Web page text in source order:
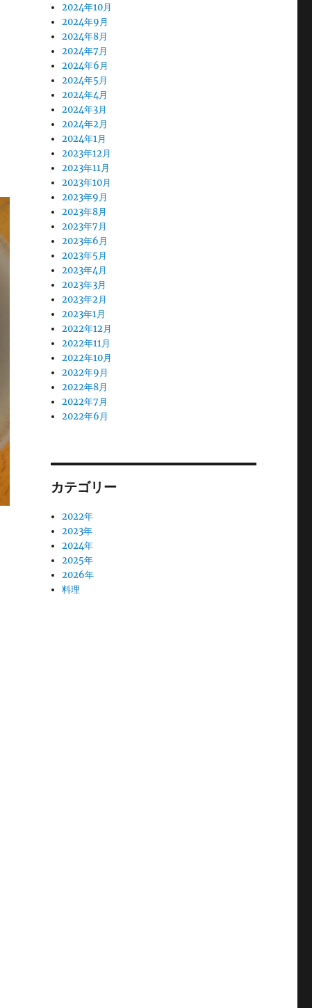
2024年10月
2024年9月
2024年8月
2024年7月
2024年6月
2024年5月
2024年4月
2024年3月
2024年2月
2024年1月
2023年12月
2023年11月
2023年10月
2023年9月
2023年8月
2023年7月
2023年6月
2023年5月
2023年4月
2023年3月
2023年2月
2023年1月
2022年12月
2022年11月
2022年10月
2022年9月
2022年8月
2022年7月
2022年6月
カテゴリー
2022年
2023年
2024年
2025年
2026年
料理